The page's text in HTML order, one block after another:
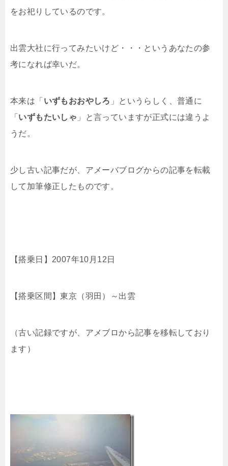
をお祀りしているのです。
出雲大社に行ってみたいけど・・・というあなたの参
考になれば幸いだ。
本来は「 いずもおおやしろ 」というらしく、普通に
「 いずもたいしゃ 」と言っていますが正式には違うよ
うだ。
少し古い記事だが、アメーバブログからの記事を転載
して加筆修正したものです。
【搭乗日】2007年10月12日
【搭乗区間】東京（羽田）～出雲
（古い記録ですが、アメブロから記事を移転しており
ます）